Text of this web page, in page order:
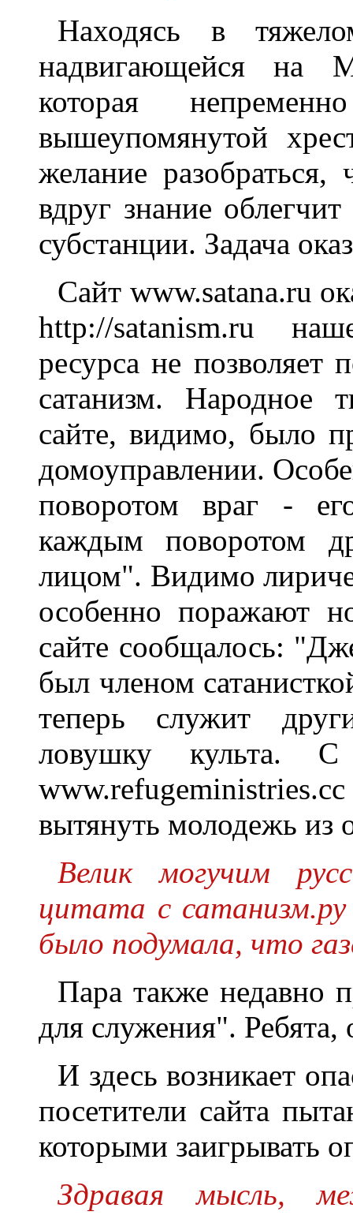
Hаходясь в
надвигающейся на
которая
вышеупомянутой
желание разобраться,
вдруг знание
субстанции. Задача
Сайт www.satana.ru
http://satanism.ru
ресурса не позволяет
сатанизм. Hародное
сайте, видимо, было
домоуправлении.
поворотом враг -
каждым поворотом
лицом". Видимо
особенно поражают
сайте сообщалось:
был членом
теперь служит
ловушку культа.
вытянуть молодежь из
Велик могучим
цитата с
было подумала, что
Пара также недавно
для служения". Ребята,
И здесь возникает
посетители сайта
которыми заигрывать
Здравая мысль,